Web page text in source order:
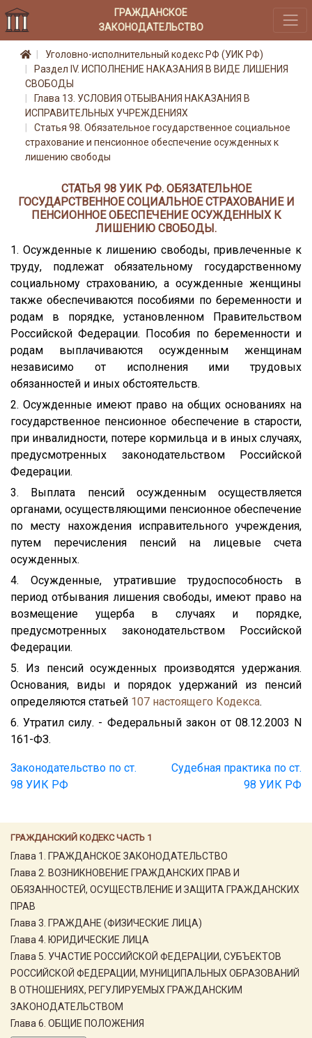
ГРАЖДАНСКОЕ
ЗАКОНОДАТЕЛЬСТВО
ГРАЖДАНСКИЙ КОДЕКС ЧАСТЬ 1
Глава 1. ГРАЖДАНСКОЕ ЗАКОНОДАТЕЛЬСТВО
Глава 2. ВОЗНИКНОВЕНИЕ ГРАЖДАНСКИХ ПРАВ И
ОБЯЗАННОСТЕЙ, ОСУЩЕСТВЛЕНИЕ И ЗАЩИТА ГРАЖДАНСКИХ
ПРАВ
Глава 3. ГРАЖДАНЕ (ФИЗИЧЕСКИЕ ЛИЦА)
Глава 4. ЮРИДИЧЕСКИЕ ЛИЦА
Глава 5. УЧАСТИЕ РОССИЙСКОЙ ФЕДЕРАЦИИ, СУБЪЕКТОВ
РОССИЙСКОЙ ФЕДЕРАЦИИ, МУНИЦИПАЛЬНЫХ ОБРАЗОВАНИЙ
В ОТНОШЕНИЯХ, РЕГУЛИРУЕМЫХ ГРАЖДАНСКИМ
ЗАКОНОДАТЕЛЬСТВОМ
Глава 6. ОБЩИЕ ПОЛОЖЕНИЯ
Уголовно-исполнительный кодекс РФ (УИК РФ)
Раздел IV. ИСПОЛНЕНИЕ НАКАЗАНИЯ В ВИДЕ ЛИШЕНИЯ
СВОБОДЫ
Глава 13. УСЛОВИЯ ОТБЫВАНИЯ НАКАЗАНИЯ В
ИСПРАВИТЕЛЬНЫХ УЧРЕЖДЕНИЯХ
Статья 98. Обязательное государственное социальное
страхование и пенсионное обеспечение осужденных к
лишению свободы
СТАТЬЯ 98 УИК РФ. ОБЯЗАТЕЛЬНОЕ
ГОСУДАРСТВЕННОЕ СОЦИАЛЬНОЕ СТРАХОВАНИЕ И
ПЕНСИОННОЕ ОБЕСПЕЧЕНИЕ ОСУЖДЕННЫХ К
ЛИШЕНИЮ СВОБОДЫ.
1. Осужденные к лишению свободы, привлеченные к
труду, подлежат обязательному государственному
социальному страхованию, а осужденные женщины
также обеспечиваются пособиями по беременности и
родам в порядке, установленном Правительством
Российской Федерации. Пособия по беременности и
родам выплачиваются осужденным женщинам
независимо от исполнения ими трудовых
обязанностей и иных обстоятельств.
2. Осужденные имеют право на общих основаниях на
государственное пенсионное обеспечение в старости,
при инвалидности, потере кормильца и в иных случаях,
предусмотренных законодательством Российской
Федерации.
3. Выплата пенсий осужденным осуществляется
органами, осуществляющими пенсионное обеспечение
по месту нахождения исправительного учреждения,
путем перечисления пенсий на лицевые счета
осужденных.
4. Осужденные, утратившие трудоспособность в
период отбывания лишения свободы, имеют право на
возмещение ущерба в случаях и порядке,
предусмотренных законодательством Российской
Федерации.
5. Из пенсий осужденных производятся удержания.
Основания, виды и порядок удержаний из пенсий
определяются статьей 107 настоящего Кодекса.
6. Утратил силу. - Федеральный закон от 08.12.2003 N
161-ФЗ.
Законодательство по ст.
98 УИК РФ
Судебная практика по ст.
98 УИК РФ